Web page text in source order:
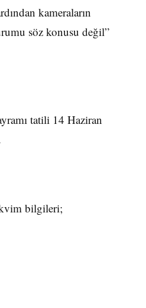
kameraların
söz konusu değil”
tatili 14 Haziran
bilgileri;